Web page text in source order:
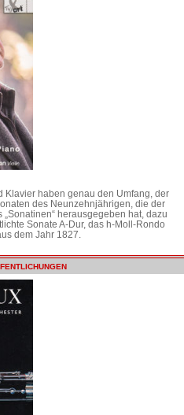
Klavier haben genau den Umfang, der
des Neunzehnjährigen, die der
herausgegeben hat, dazu
Sonate A-Dur, das h-Moll-Rondo
dem Jahr 1827.